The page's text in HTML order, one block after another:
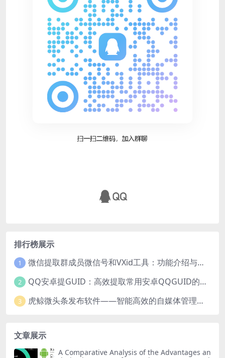
排行榜展示
1 微信提取群成员微信号和VXid工具：功能介绍与使用指南
2 QQ安卓提GUID：高效提取常用安卓QQGUID的新工具
3 虎鲸微头条发布软件——智能高效的自媒体管理工具
文章展示
A Comparative Analysis of the Advantages an